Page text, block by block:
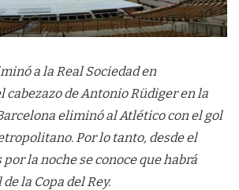
a la Real Sociedad en
cabezazo de Antonio Rüdiger en la
eliminó al Atlético con el gol
Por lo tanto, desde el
la noche se conoce que habrá
la Copa del Rey.